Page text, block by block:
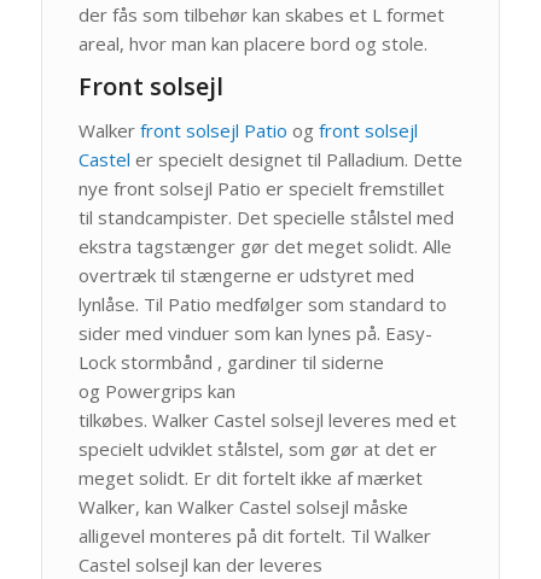
der fås som tilbehør kan skabes et L formet
areal, hvor man kan placere bord og stole.
Front solsejl
Walker front solsejl Patio og front solsejl
Castel er specielt designet til Palladium. Dette
nye front solsejl Patio er specielt fremstillet
til standcampister. Det specielle stålstel med
ekstra tagstænger gør det meget solidt. Alle
overtræk til stængerne er udstyret med
lynlåse. Til Patio medfølger som standard to
sider med vinduer som kan lynes på. Easy-
Lock stormbånd , gardiner til siderne
og Powergrips kan
tilkøbes. Walker Castel solsejl leveres med et
specielt udviklet stålstel, som gør at det er
meget solidt. Er dit fortelt ikke af mærket
Walker, kan Walker Castel solsejl måske
alligevel monteres på dit fortelt. Til Walker
Castel solsejl kan der leveres